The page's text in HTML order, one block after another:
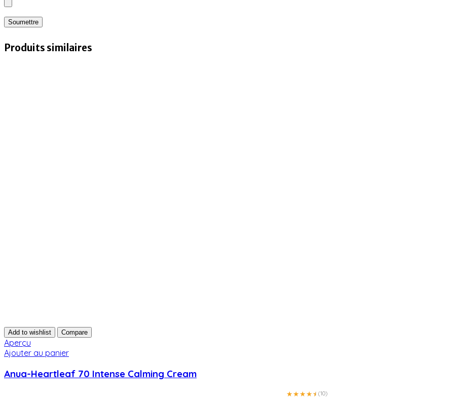
Produits similaires
Add to wishlist Compare
Aperçu
Ajouter au panier
Anua-Heartleaf 70 Intense Calming Cream
★★★★★
★(10)